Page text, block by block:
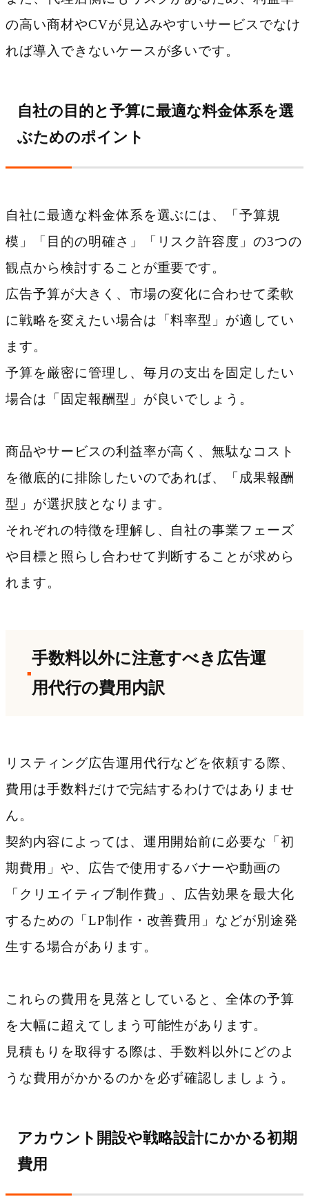
の高い商材やCVが見込みやすいサービスでなけ
れば導入できないケースが多いです。
自社の目的と予算に最適な料金体系を選
ぶためのポイント
自社に最適な料金体系を選ぶには、「予算規
模」「目的の明確さ」「リスク許容度」の3つの
観点から検討することが重要です。
広告予算が大きく、市場の変化に合わせて柔軟
に戦略を変えたい場合は「料率型」が適してい
ます。
予算を厳密に管理し、毎月の支出を固定したい
場合は「固定報酬型」が良いでしょう。
商品やサービスの利益率が高く、無駄なコスト
を徹底的に排除したいのであれば、「成果報酬
型」が選択肢となります。
それぞれの特徴を理解し、自社の事業フェーズ
や目標と照らし合わせて判断することが求めら
れます。
手数料以外に注意すべき広告運
用代行の費用内訳
リスティング広告運用代行などを依頼する際、
費用は手数料だけで完結するわけではありませ
ん。
契約内容によっては、運用開始前に必要な「初
期費用」や、広告で使用するバナーや動画の
「クリエイティブ制作費」、広告効果を最大化
するための「LP制作・改善費用」などが別途発
生する場合があります。
これらの費用を見落としていると、全体の予算
を大幅に超えてしまう可能性があります。
見積もりを取得する際は、手数料以外にどのよ
うな費用がかかるのかを必ず確認しましょう。
アカウント開設や戦略設計にかかる初期
費用